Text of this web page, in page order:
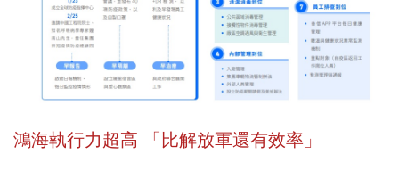
鴻海執行力超高 「比解放軍還有效率」